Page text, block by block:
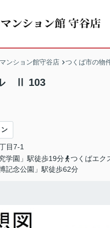
ンション館守谷店 つくば市の物
Ⅱ 103
目7-1
学園」駅徒歩19分
つくばエク
記念公園」駅徒歩62分